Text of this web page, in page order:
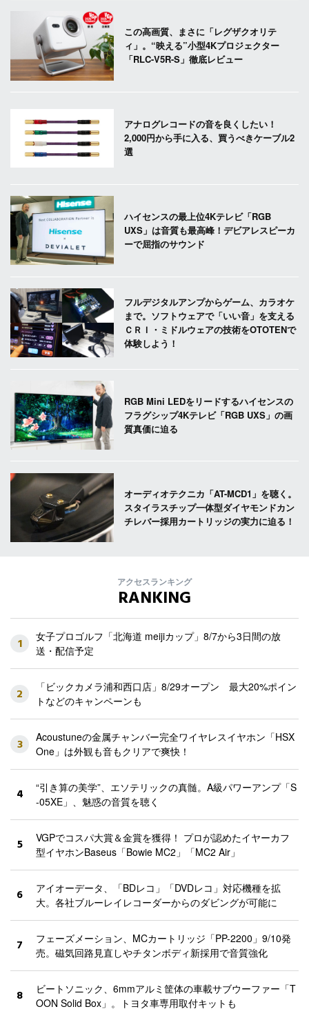
この高画質、まさに「レグザクオリテ
ィ」。“映える”小型4Kプロジェクター
「RLC-V5R-S」徹底レビュー
アナログレコードの音を良くしたい！
2,000円から手に入る、買うべきケーブル2
選
ハイセンスの最上位4Kテレビ「RGB
UXS」は音質も最高峰！デビアレスピーカ
ーで屈指のサウンド
フルデジタルアンプからゲーム、カラオケ
まで。ソフトウェアで「いい音」を支える
ＣＲＩ・ミドルウェアの技術をOTOTENで
体験しよう！
RGB Mini LEDをリードするハイセンスの
フラグシップ4Kテレビ「RGB UXS」の画
質真価に迫る
オーディオテクニカ「AT-MCD1」を聴く。
スタイラスチップ一体型ダイヤモンドカン
チレバー採用カートリッジの実力に迫る！
アクセスランキング
RANKING
1
女子プロゴルフ「北海道 meijiカップ」8/7から3日間の放
送・配信予定
2
「ビックカメラ浦和西口店」8/29オープン 最大20%ポイン
トなどのキャンペーンも
3
Acoustuneの金属チャンバー完全ワイヤレスイヤホン「HSX
One」は外観も音もクリアで爽快！
4
“引き算の美学”、エソテリックの真髄。A級パワーアンプ「S
-05XE」、魅惑の音質を聴く
5
VGPでコスパ大賞＆金賞を獲得！ プロが認めたイヤーカフ
型イヤホンBaseus「Bowie MC2」「MC2 Air」
6
アイオーデータ、「BDレコ」「DVDレコ」対応機種を拡
大。各社ブルーレイレコーダーからのダビングが可能に
7
フェーズメーション、MCカートリッジ「PP-2200」9/10発
売。磁気回路見直しやチタンボディ新採用で音質強化
8
ビートソニック、6mmアルミ筐体の車載サブウーファー「T
OON Solid Box」。トヨタ車専用取付キットも